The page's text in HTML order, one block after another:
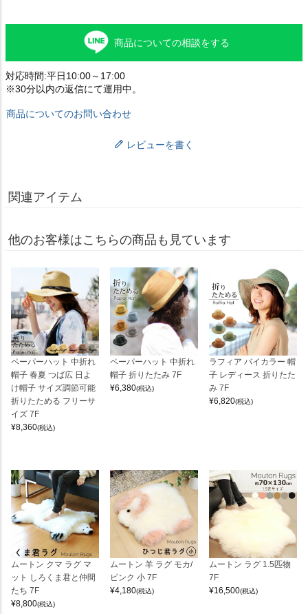
商品についての相談をする
対応時間:平日10:00～17:00
※30分以内の返信にて運用中。
商品についてのお問い合わせ
レビューを書く
関連アイテム
他のお客様はこちらの商品も見ています
ペーパーハット 中折れ
帽子 春夏 つば広 日よ
け帽子 サイズ調節可能
折りたためる フリーサ
イズ 7F
¥8,360(税込)
ペーパーハット 中折れ
帽子 折りたたみ 7F
¥6,380(税込)
ラフィア バイカラー 帽
子 レディース 折りたた
み 7F
¥6,820(税込)
ムートン クマ ラグ マ
ット しろくま君と仲間
たち 7F
¥8,800(税込)
ムートン 羊 ラグ モカ/
ピンク 小 7F
¥4,180(税込)
ムートン ラグ 1.5匹物
7F
¥16,500(税込)